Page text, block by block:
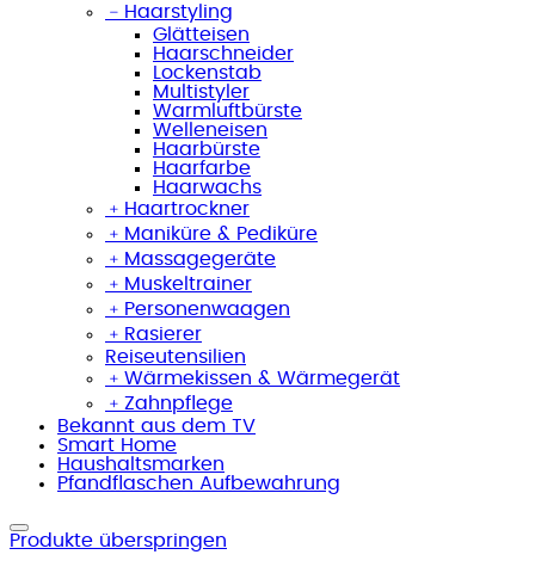
﹣ Haarstyling
Glätteisen
Haarschneider
Lockenstab
Multistyler
Warmluftbürste
Welleneisen
Haarbürste
Haarfarbe
Haarwachs
﹢ Haartrockner
﹢ Maniküre & Pediküre
﹢ Massagegeräte
﹢ Muskeltrainer
﹢ Personenwaagen
﹢ Rasierer
Reiseutensilien
﹢ Wärmekissen & Wärmegerät
﹢ Zahnpflege
Bekannt aus dem TV
Smart Home
Haushaltsmarken
Pfandflaschen Aufbewahrung
Produkte überspringen